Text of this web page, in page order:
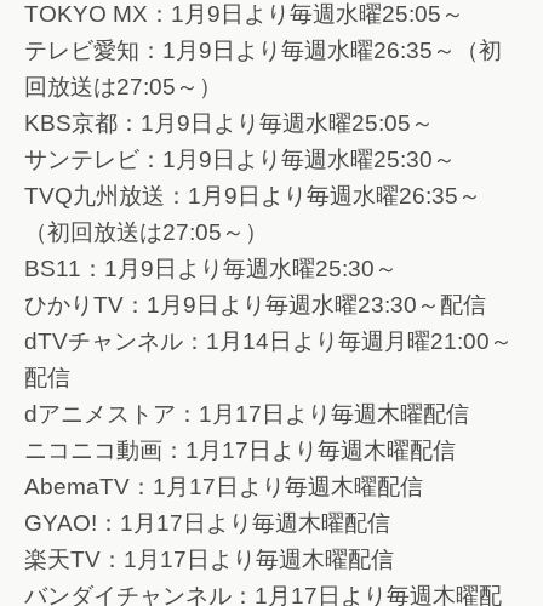
TOKYO MX：1月9日より毎週水曜25:05～
テレビ愛知：1月9日より毎週水曜26:35～（初
回放送は27:05～）
KBS京都：1月9日より毎週水曜25:05～
サンテレビ：1月9日より毎週水曜25:30～
TVQ九州放送：1月9日より毎週水曜26:35～
（初回放送は27:05～）
BS11：1月9日より毎週水曜25:30～
ひかりTV：1月9日より毎週水曜23:30～配信
dTVチャンネル：1月14日より毎週月曜21:00～
配信
dアニメストア：1月17日より毎週木曜配信
ニコニコ動画：1月17日より毎週木曜配信
AbemaTV：1月17日より毎週木曜配信
GYAO!：1月17日より毎週木曜配信
楽天TV：1月17日より毎週木曜配信
バンダイチャンネル：1月17日より毎週木曜配